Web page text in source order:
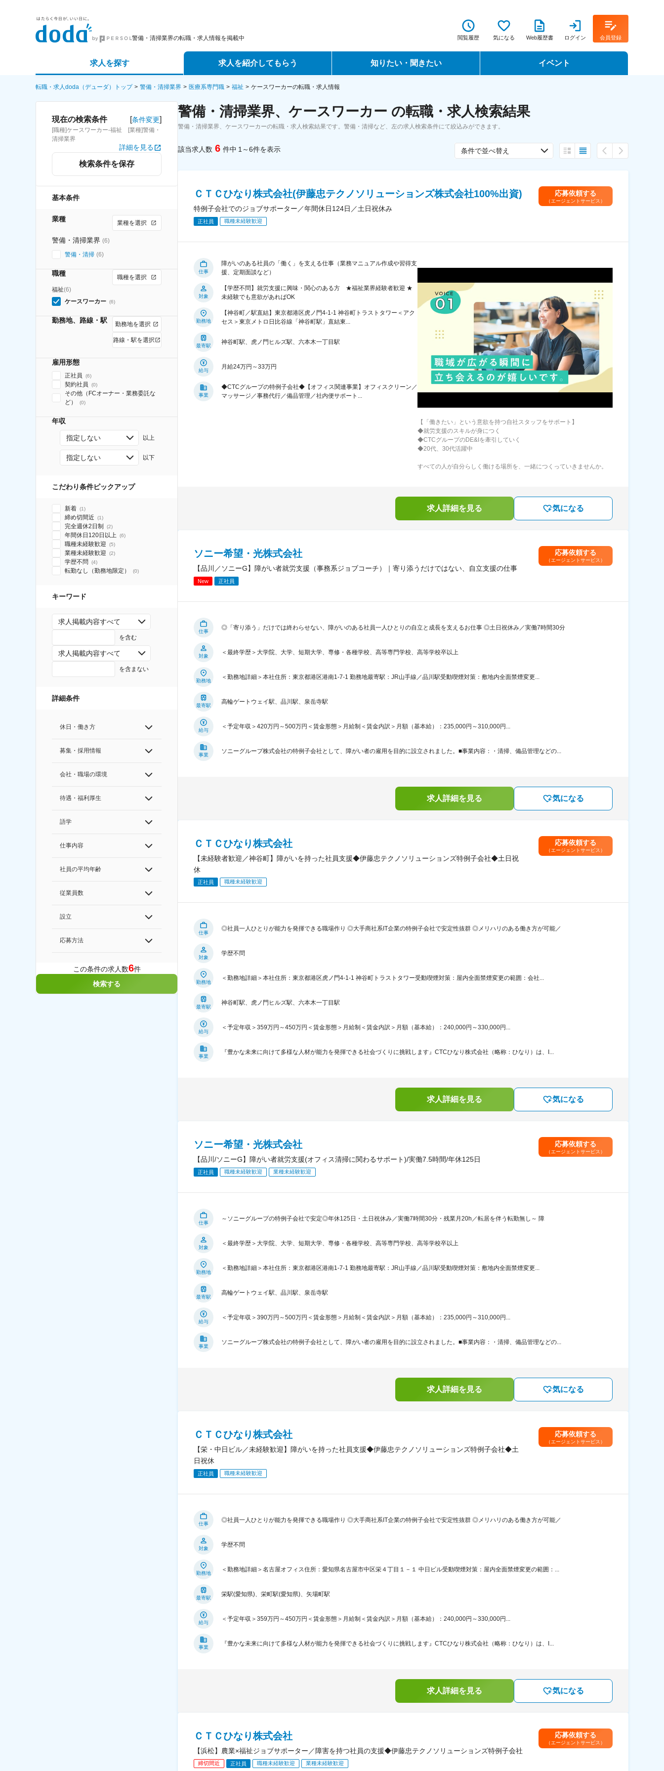
警備・清掃業界の転職・求人情報を掲載中 閲覧履歴 気になる Web履歴書 ログイン 会員登録
求人を探す
詳細条件から探す
求人特集から探す
求人を紹介してもらう
エージェントサービス
スカウトサービス
知りたい・聞きたい
データで見る転職
イベント
転職フェア
転職・求人doda（デューダ）トップ 警備・清掃業界 医療系専門職 福祉 ケースワーカーの転職・求人情報
現在の検索条件 [条件変更]
[職種]ケースワーカー-福祉 [業種]警備・
清掃業界
詳細を見る
検索条件を保存
基本条件
業種 業種を選択
警備・清掃業界 (6)
警備・清掃 (6)
職種
職種を選択
福祉(6)
ケースワーカー (6)
勤務地、路線・駅 勤務地を選択
路線・駅を選択
雇用形態
正社員 (6)
契約社員 (0)
その他（FCオーナー・業務委託な
ど）
(0)
年収
指定しない 以上
指定しない 以下
こだわり条件ピックアップ
新着 (1)
締め切間近 (1)
完全週休2日制 (2)
年間休日120日以上 (6)
職種未経験歓迎 (5)
業種未経験歓迎 (2)
学歴不問 (4)
転勤なし（勤務地限定） (0)
キーワード
求人掲載内容すべて
を含む
求人掲載内容すべて
を含まない
詳細条件
休日・働き方
募集・採用情報
会社・職場の環境
待遇・福利厚生
語学
仕事内容
社員の平均年齢
従業員数
設立
応募方法
この条件の求人数6件
検索する
警備・清掃業界、ケースワーカー の転職・求人検索結果
警備・清掃業界、ケースワーカーの転職・求人検索結果です。警備・清掃など、左の求人検索条件にて絞込みができます。
該当求人数 6 件中 1～6件を表示 条件で並べ替え
ＣＴＣひなり株式会社(伊藤忠テクノソリューションズ株式会社100%出資)
特例子会社でのジョブサポーター／年間休日124日／土日祝休み
正社員 職種未経験歓迎
応募依頼する
（エージェントサービス）
仕事
障がいのある社員の「働く」を支える仕事（業務マニュアル作成や習得支
援、定期面談など）
対象
【学歴不問】就労支援に興味・関心のある方 ★福祉業界経験者歓迎 ★
未経験でも意欲があればOK
勤務地
【神谷町／駅直結】東京都港区虎ノ門4-1-1 神谷町トラストタワー＜アク
セス＞東京メトロ日比谷線「神谷町駅」直結東...
最寄駅
神谷町駅、虎ノ門ヒルズ駅、六本木一丁目駅
給与
月給24万円～33万円
事業
◆CTCグループの特例子会社◆【オフィス関連事業】オフィスクリーン／
マッサージ／事務代行／備品管理／社内便サポート...
【「働きたい」という意欲を持つ自社スタッフをサポート】
◆就労支援のスキルが身につく
◆CTCグループのDE&Iを牽引していく
◆20代、30代活躍中
すべての人が自分らしく働ける場所を、一緒につくっていきませんか。
求人詳細を見る 気になる
ソニー希望・光株式会社
【品川／ソニーG】障がい者就労支援（事務系ジョブコーチ）｜寄り添うだけではない、自立支援の仕事
New 正社員
応募依頼する
（エージェントサービス）
仕事
◎「寄り添う」だけでは終わらせない、障がいのある社員一人ひとりの自立と成長を支えるお仕事 ◎土日祝休み／実働7時間30分
対象
＜最終学歴＞大学院、大学、短期大学、専修・各種学校、高等専門学校、高等学校卒以上
勤務地
＜勤務地詳細＞本社住所：東京都港区港南1-7-1 勤務地最寄駅：JR山手線／品川駅受動喫煙対策：敷地内全面禁煙変更...
最寄駅
高輪ゲートウェイ駅、品川駅、泉岳寺駅
給与
＜予定年収＞420万円～500万円＜賃金形態＞月給制＜賃金内訳＞月額（基本給）：235,000円～310,000円...
事業
ソニーグループ株式会社の特例子会社として、障がい者の雇用を目的に設立されました。■事業内容：・清掃、備品管理などの...
求人詳細を見る 気になる
ＣＴＣひなり株式会社
【未経験者歓迎／神谷町】障がいを持った社員支援◆伊藤忠テクノソリューションズ特例子会社◆土日祝
休
正社員 職種未経験歓迎
応募依頼する
（エージェントサービス）
仕事
◎社員一人ひとりが能力を発揮できる職場作り ◎大手商社系IT企業の特例子会社で安定性抜群 ◎メリハリのある働き方が可能／
対象
学歴不問
勤務地
＜勤務地詳細＞本社住所：東京都港区虎ノ門4-1-1 神谷町トラストタワー受動喫煙対策：屋内全面禁煙変更の範囲：会社...
最寄駅
神谷町駅、虎ノ門ヒルズ駅、六本木一丁目駅
給与
＜予定年収＞359万円～450万円＜賃金形態＞月給制＜賃金内訳＞月額（基本給）：240,000円～330,000円...
事業
『豊かな未来に向けて多様な人材が能力を発揮できる社会づくりに挑戦します』CTCひなり株式会社（略称：ひなり）は、I...
求人詳細を見る 気になる
ソニー希望・光株式会社
【品川/ソニーG】障がい者就労支援(オフィス清掃に関わるサポート)/実働7.5時間/年休125日
正社員 職種未経験歓迎 業種未経験歓迎
応募依頼する
（エージェントサービス）
仕事
～ソニーグループの特例子会社で安定◎年休125日・土日祝休み／実働7時間30分・残業月20h／転居を伴う転勤無し～ 障
対象
＜最終学歴＞大学院、大学、短期大学、専修・各種学校、高等専門学校、高等学校卒以上
勤務地
＜勤務地詳細＞本社住所：東京都港区港南1-7-1 勤務地最寄駅：JR山手線／品川駅受動喫煙対策：敷地内全面禁煙変更...
最寄駅
高輪ゲートウェイ駅、品川駅、泉岳寺駅
給与
＜予定年収＞390万円～500万円＜賃金形態＞月給制＜賃金内訳＞月額（基本給）：235,000円～310,000円...
事業
ソニーグループ株式会社の特例子会社として、障がい者の雇用を目的に設立されました。■事業内容：・清掃、備品管理などの...
求人詳細を見る 気になる
ＣＴＣひなり株式会社
【栄・中日ビル／未経験歓迎】障がいを持った社員支援◆伊藤忠テクノソリューションズ特例子会社◆土
日祝休
正社員 職種未経験歓迎
応募依頼する
（エージェントサービス）
仕事
◎社員一人ひとりが能力を発揮できる職場作り ◎大手商社系IT企業の特例子会社で安定性抜群 ◎メリハリのある働き方が可能／
対象
学歴不問
勤務地
＜勤務地詳細＞名古屋オフィス住所：愛知県名古屋市中区栄４丁目１－１ 中日ビル受動喫煙対策：屋内全面禁煙変更の範囲：...
最寄駅
栄駅(愛知県)、栄町駅(愛知県)、矢場町駅
給与
＜予定年収＞359万円～450万円＜賃金形態＞月給制＜賃金内訳＞月額（基本給）：240,000円～330,000円...
事業
『豊かな未来に向けて多様な人材が能力を発揮できる社会づくりに挑戦します』CTCひなり株式会社（略称：ひなり）は、I...
求人詳細を見る 気になる
ＣＴＣひなり株式会社
【浜松】農業×福祉ジョブサポーター／障害を持つ社員の支援◆伊藤忠テクノソリューションズ特例子会社
締切間近 正社員 職種未経験歓迎 業種未経験歓迎
応募依頼する
（エージェントサービス）